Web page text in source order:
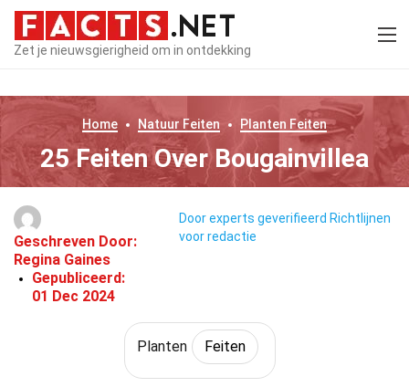
Zet je nieuwsgierigheid om in ontdekking
Home Natuur Feiten Planten Feiten
25 Feiten Over Bougainvillea
Geschreven Door:
Regina Gaines
Gepubliceerd:
01 Dec 2024
Door experts geverifieerd Richtlijnen
voor redactie
Planten Feiten